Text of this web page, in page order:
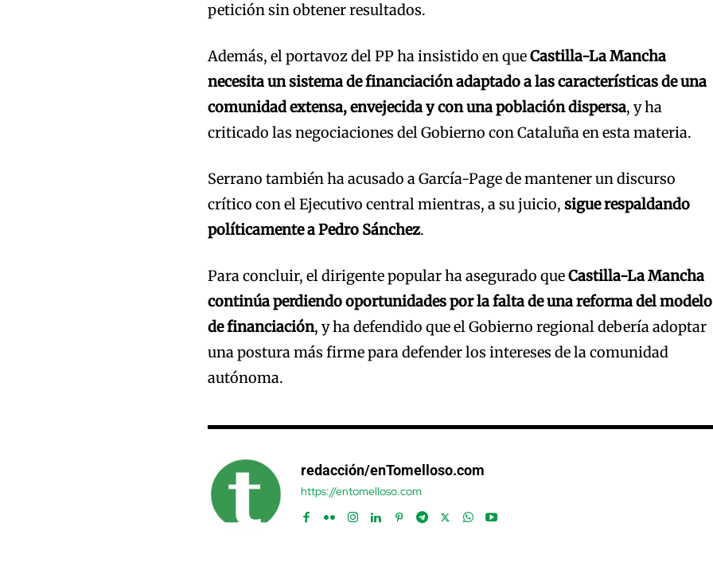
petición sin obtener resultados.
Además, el portavoz del PP ha insistido en queCastilla-La Mancha
necesita un sistema de financiación adaptado a las características de una
comunidad extensa, envejecida y con una población dispersa, y ha
criticado las negociaciones del Gobierno con Cataluña en esta materia.
Serrano también ha acusado a García-Page de mantener un discurso
crítico con el Ejecutivo central mientras, a su juicio, sigue respaldando
políticamente a Pedro Sánchez.
Para concluir, el dirigente popular ha asegurado queCastilla-La Mancha
continúa perdiendo oportunidades por la falta de una reforma del modelo
de financiación, y ha defendido que el Gobierno regional debería adoptar
una postura más firme para defender los intereses de la comunidad
autónoma.
redacción/enTomelloso.com
https://entomelloso.com